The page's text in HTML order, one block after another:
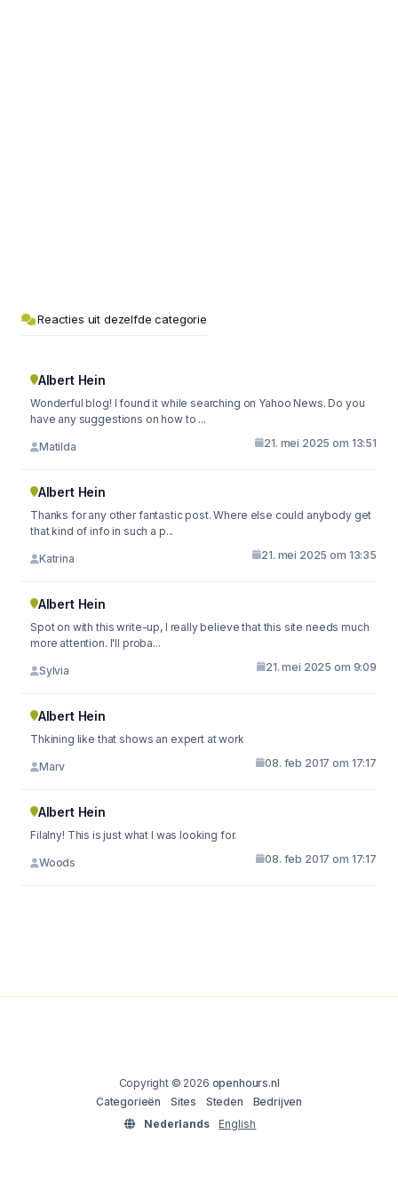
Reacties uit dezelfde categorie
Albert Hein
Wonderful blog! I found it while searching on Yahoo News. Do you
have any suggestions on how to ...
Matilda 21. mei 2025 om 13:51
Albert Hein
Thanks for any other fantastic post. Where else could anybody get
that kind of info in such a p...
Katrina 21. mei 2025 om 13:35
Albert Hein
Spot on with this write-up, I really believe that this site needs much
more attention. I'll proba...
Sylvia 21. mei 2025 om 9:09
Albert Hein
Thkining like that shows an expert at work
Marv 08. feb 2017 om 17:17
Albert Hein
Filalny! This is just what I was looking for.
Woods 08. feb 2017 om 17:17
Copyright © 2026 openhours.nl
Categorieën
Sites Steden
Bedrijven
Nederlands
English